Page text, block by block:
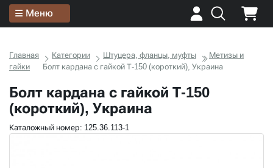
Меню
Главная Категории Штуцера, фланцы, муфты
Метизы и
гайки
Болт кардана с гайкой Т-150 (короткий), Украина
Болт кардана с гайкой Т-150
(короткий), Украина
Каталожный номер: 125.36.113-1